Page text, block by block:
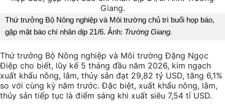
Thứ trưởng Bộ Nông nghiệp và Môi trường chủ trì buổi họp báo,
gặp mặt báo chí nhân dịp 21/6. Ảnh: Trường Giang.
Thứ trưởng Bộ Nông nghiệp và Môi trường Đặng Ngọc
Điệp cho biết, lũy kế 5 tháng đầu năm 2026, kim ngạch
xuất khẩu nông, lâm, thủy sản đạt 29,82 tỷ USD, tăng 6,1%
so với cùng kỳ năm trước. Đặc biệt, xuất khẩu nông, lâm,
thủy sản tiếp tục là điểm sáng khi xuất siêu 7,54 tỉ USD.